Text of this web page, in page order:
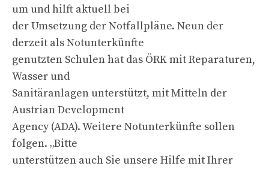
um und hilft aktuell bei
der Umsetzung der Notfallpläne. Neun der
derzeit als Notunterkünfte
genutzten Schulen hat das ÖRK mit Reparaturen,
Wasser und
Sanitäranlagen unterstützt, mit Mitteln der
Austrian Development
Agency (ADA). Weitere Notunterkünfte sollen
folgen. „Bitte
unterstützen auch Sie unsere Hilfe mit Ihrer